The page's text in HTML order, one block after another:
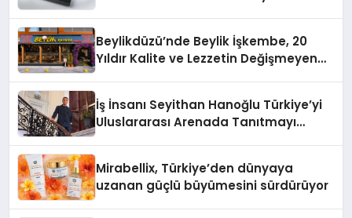
Beylikdüzü’nde Beylik İşkembe, 20
Yıldır Kalite ve Lezzetin Değişmeyen
İş İnsanı Seyithan Hanoğlu Türkiye’yi
Uluslararası Arenada Tanıtmayı
Mirabellix, Türkiye’den dünyaya
uzanan güçlü büyümesini sürdürüyor